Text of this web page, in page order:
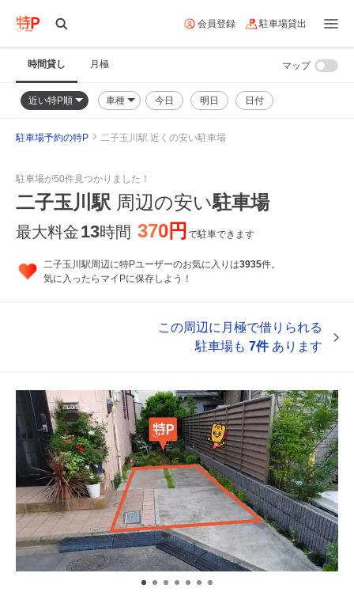
会員登録 駐車場貸出
時間貸し 月極
近い特P順 車種 今日 明日 日付
マップ
駐車場予約の特P 二子玉川駅 近くの安い駐車場
駐車場が50件見つかりました！
二子玉川駅 周辺の安い駐車場
最大料金13時間 370円 で駐車できます
二子玉川駅周辺に特Pユーザーのお気に入りは3935件。
気に入ったらマイPに保存しよう！
この周辺に月極で借りられる
駐車場も 7件あります